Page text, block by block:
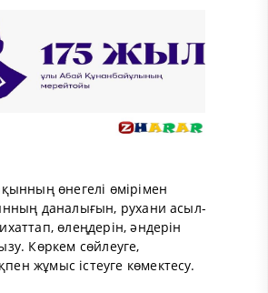
өнегелі өмірімен
даналығын, рухани асыл-
өлеңдерін, әндерін
Көркем сөйлеуге,
жұмыс істеуге көмектесу.